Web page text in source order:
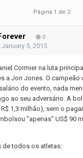
Página 1 de 2
0
January 5, 2015
Cormier na luta
a Jon Jones. O
do evento, nada
ao seu adversário. A
1,3 milhão), sem o
"apenas" US$ 90
de todos os atletas: